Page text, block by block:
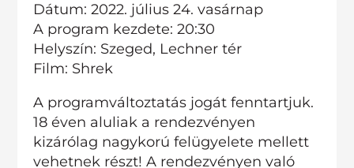
Dátum: 2022. július 24. vasárnap
A program kezdete: 20:30
Helyszín: Szeged, Lechner tér
Film: Shrek
A programváltoztatás jogát fenntartjuk.
18 éven aluliak a rendezvényen
kizárólag nagykorú felügyelete mellett
vehetnek részt! A rendezvényen való